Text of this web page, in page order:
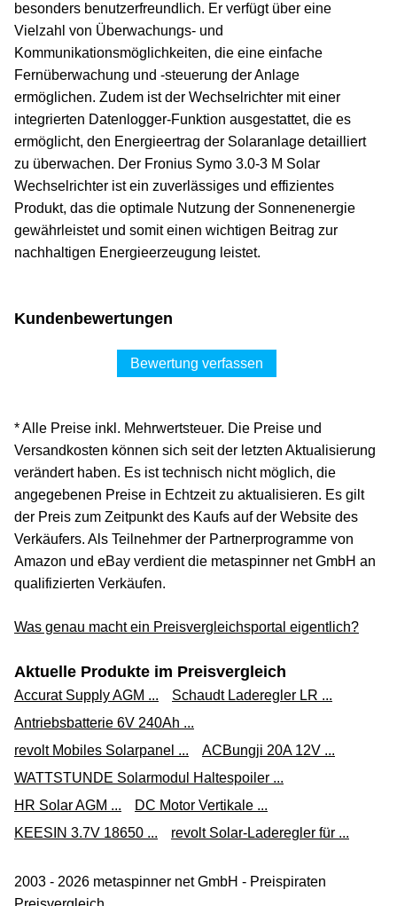
besonders benutzerfreundlich. Er verfügt über eine
Vielzahl von Überwachungs- und
Kommunikationsmöglichkeiten, die eine einfache
Fernüberwachung und -steuerung der Anlage
ermöglichen. Zudem ist der Wechselrichter mit einer
integrierten Datenlogger-Funktion ausgestattet, die es
ermöglicht, den Energieertrag der Solaranlage detailliert
zu überwachen. Der Fronius Symo 3.0-3 M Solar
Wechselrichter ist ein zuverlässiges und effizientes
Produkt, das die optimale Nutzung der Sonnenenergie
gewährleistet und somit einen wichtigen Beitrag zur
nachhaltigen Energieerzeugung leistet.
Kundenbewertungen
Bewertung verfassen
* Alle Preise inkl. Mehrwertsteuer. Die Preise und
Versandkosten können sich seit der letzten Aktualisierung
verändert haben. Es ist technisch nicht möglich, die
angegebenen Preise in Echtzeit zu aktualisieren. Es gilt
der Preis zum Zeitpunkt des Kaufs auf der Website des
Verkäufers. Als Teilnehmer der Partnerprogramme von
Amazon und eBay verdient die metaspinner net GmbH an
qualifizierten Verkäufen.
Was genau macht ein Preisvergleichsportal eigentlich?
Aktuelle Produkte im Preisvergleich
Accurat Supply AGM ...
Schaudt Laderegler LR ...
Antriebsbatterie 6V 240Ah ...
revolt Mobiles Solarpanel ...
ACBungji 20A 12V ...
WATTSTUNDE Solarmodul Haltespoiler ...
HR Solar AGM ...
DC Motor Vertikale ...
KEESIN 3.7V 18650 ...
revolt Solar-Laderegler für ...
2003 - 2026 metaspinner net GmbH - Preispiraten